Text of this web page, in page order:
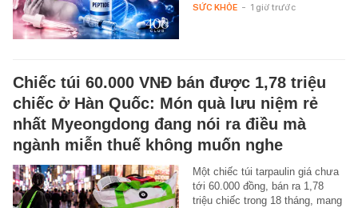
SỨC KHỎE - 1 giờ trước
Chiếc túi 60.000 VNĐ bán được 1,78 triệu
chiếc ở Hàn Quốc: Món quà lưu niệm rẻ
nhất Myeongdong đang nói ra điều mà
ngành miễn thuế không muốn nghe
Một chiếc túi tarpaulin giá chưa
tới 60.000 đồng, bán ra 1,78
triệu chiếc trong 18 tháng, mang